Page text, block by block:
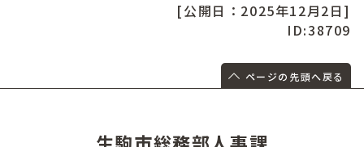
[公開日：2025年12月2日]
ID:38709
ページの先頭へ戻る